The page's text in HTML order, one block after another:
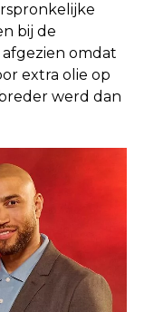
bij de
afgezien omdat
extra olie op
werd dan